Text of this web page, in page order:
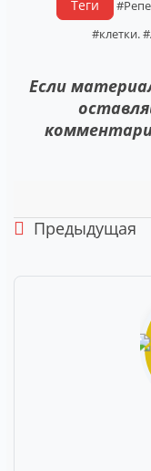
Теги
#клетки.
Если
Предыдущая